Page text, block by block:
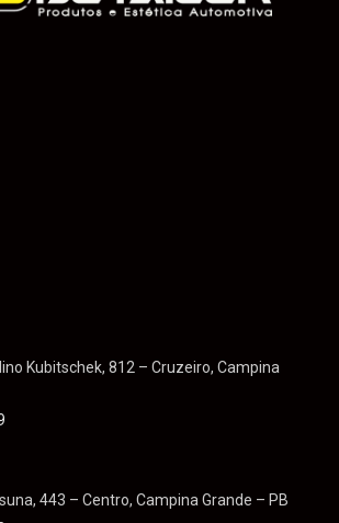
Kubitschek, 812 – Cruzeiro, Campina
443 – Centro, Campina Grande – PB